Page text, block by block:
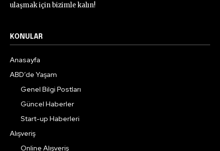
ulaşmak için bizimle kalın!
KONULAR
Anasayfa
ABD’de Yaşam
Genel Bilgi Postları
Güncel Haberler
Start-up Haberleri
Alışveriş
Online Alışveriş